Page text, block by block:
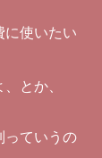
に使いたい
とか、
っていうの